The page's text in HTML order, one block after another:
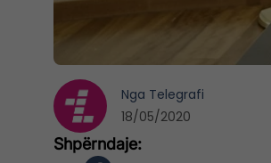
Nga Telegrafi
18/05/2020